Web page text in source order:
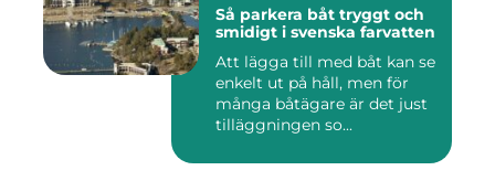
Så parkera båt tryggt och
smidigt i svenska farvatten
Att lägga till med båt kan se
enkelt ut på håll, men för
många båtägare är det just
tilläggningen so...